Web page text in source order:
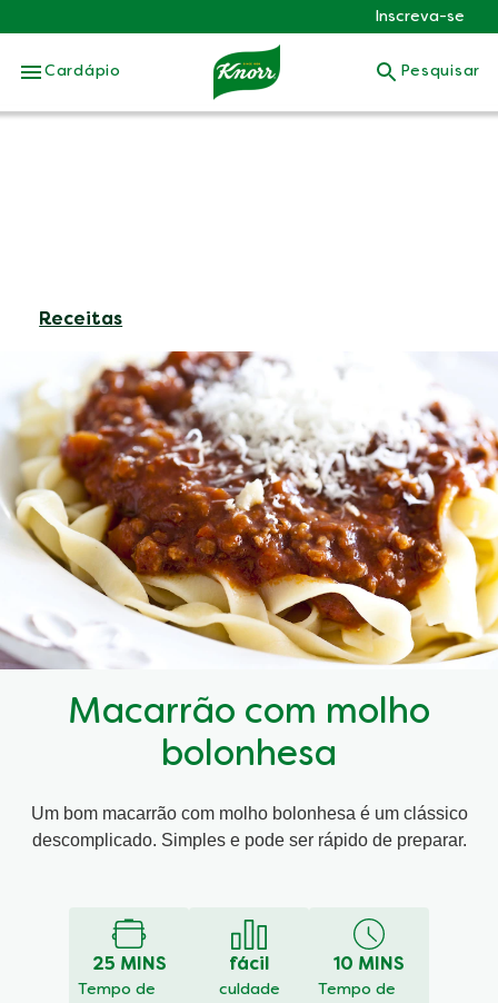
Skip to:
Inscreva-se
Cardápio Pesquisar
Receitas
Macarrão com molho
bolonhesa
Um bom macarrão com molho bolonhesa é um clássico
descomplicado. Simples e pode ser rápido de preparar.
25 MINS
Tempo de
fácil
culdade
10 MINS
Tempo de